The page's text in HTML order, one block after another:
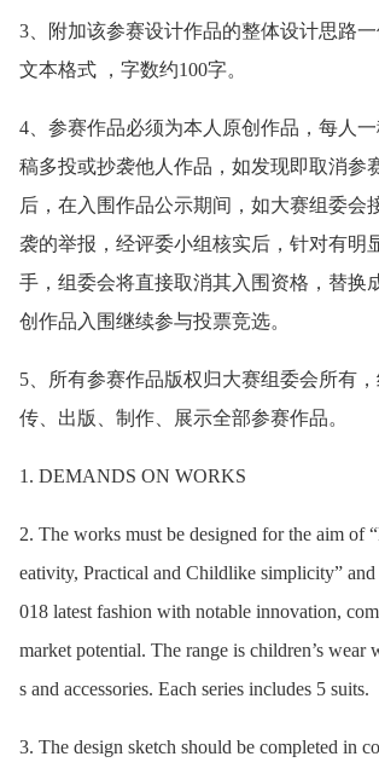
3、附加该参赛设计作品的整体设计思路
文本格式 ，字数约100字。
4、参赛作品必须为本人原创作品，每人
稿多投或抄袭他人作品，如发现即取消参
后，在入围作品公示期间，如大赛组委会
袭的举报，经评委小组核实后，针对有明
手，组委会将直接取消其入围资格，替换
创作品入围继续参与投票竞选。
5、所有参赛作品版权归大赛组委会所有
传、出版、制作、展示全部参赛作品。
1. DEMANDS ON WORKS
2. The works must be designed for the aim of
eativity, Practical and Childlike simplicity”
018 latest fashion with notable innovation,
market potential. The range is children’s wear
s and accessories. Each series includes 5 suits.
3. The design sketch should be completed in